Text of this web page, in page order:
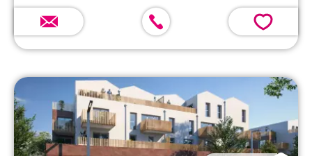
💗